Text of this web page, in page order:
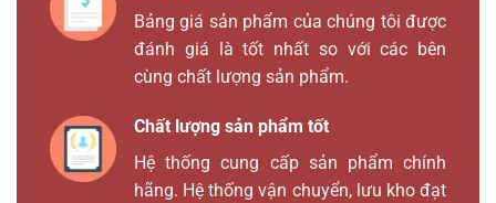
Bảng giá sản phẩm của chúng tôi được
đánh giá là tốt nhất so với các bên
cùng chất lượng sản phẩm.
Chất lượng sản phẩm tốt
Hệ thống cung cấp sản phẩm chính
hãng. Hệ thống vận chuyển, lưu kho đạt